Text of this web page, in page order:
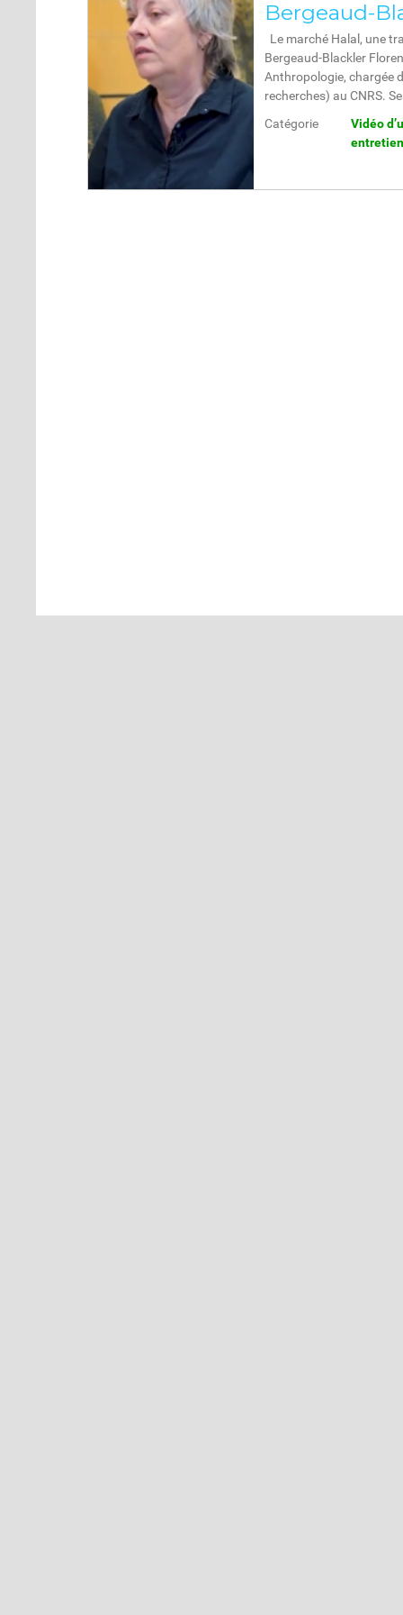
Bergeaud-
Le marché Halal, une
Bergeaud-Blackler
Anthropologie, chargée
recherches) au CNRS.
Catégorie
Vidéo